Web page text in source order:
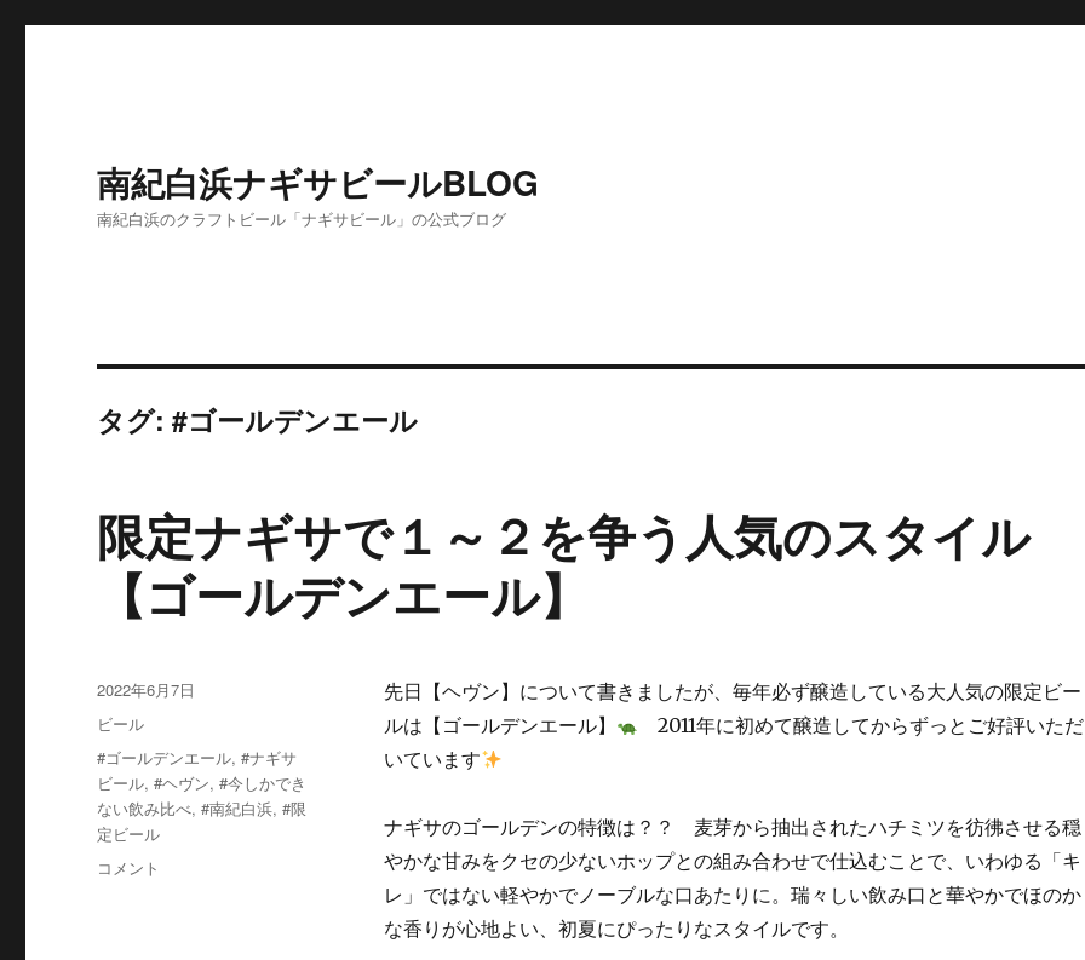
南紀白浜ナギサビールBLOG
南紀白浜のクラフトビール「ナギサビール」の公式ブログ
タグ:#ゴールデンエール
限定ナギサで１～２を争う人気のスタイル
【ゴールデンエール】
先日【ヘヴン】について書きましたが、毎年必ず醸造している大人気の限定ビー
ルは【ゴールデンエール】
2011年に初めて醸造してからずっとご好評いただ
いています
ナギサのゴールデンの特徴は？？ 麦芽から抽出されたハチミツを彷彿させる穏
やかな甘みをクセの少ないホップとの組み合わせで仕込むことで、いわゆる「キ
レ」ではない軽やかでノーブルな口あたりに。瑞々しい飲み口と華やかでほのか
な香りが心地よい、初夏にぴったりなスタイルです。
投
稿
日:
2022年6月7日
カ
テ
ゴ
リ
ー
ビール
タ
グ
#ゴールデンエール,#ナギサ
ビール,#ヘヴン,#今しかでき
ない飲み比べ,#南紀白浜,#限
定ビール
限
コメント